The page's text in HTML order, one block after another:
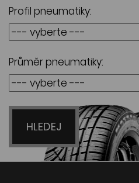
Profil pneumatiky:
Průměr pneumatiky:
HLEDEJ